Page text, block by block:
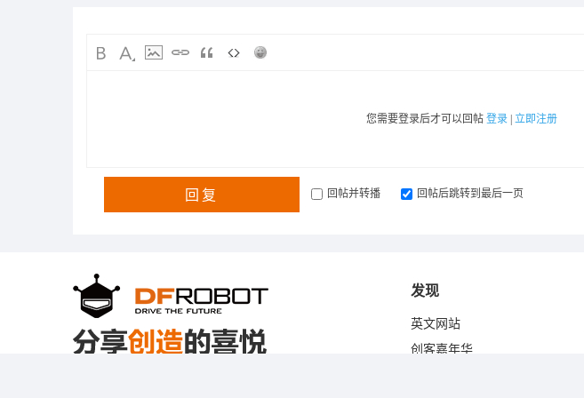
您需要登录后才可以回帖 登录 立即注册
回复 回帖并转播 回帖后跳转到最后一页
发现
英文网站
创客嘉年华